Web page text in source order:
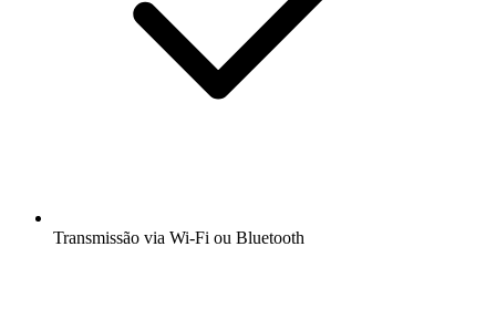
Transmissão via Wi-Fi ou Bluetooth